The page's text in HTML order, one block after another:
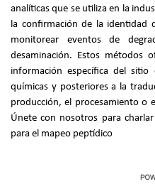
analíticas que se utiliza en la
la confirmación de la identidad
monitorear eventos de
desaminación. Estos métodos
información específica del sitio
químicas y posteriores a la
producción, el procesamiento o
Únete con nosotros para
para el mapeo peptídico